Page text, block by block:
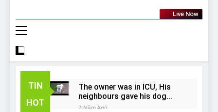
Live Now
TIN
HOT
The owner was in ICU, His
neighbours gave his dog
away!
7 Năm Ago